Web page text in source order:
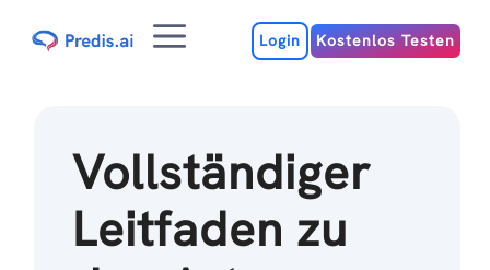
Inhalt
MenuLogin Kostenlos Testen
Vollständiger
Leitfaden zu